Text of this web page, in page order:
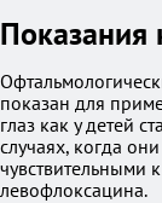
показан для
глаз как у детей
случаях, когда
чувствительными
левофлоксацина.